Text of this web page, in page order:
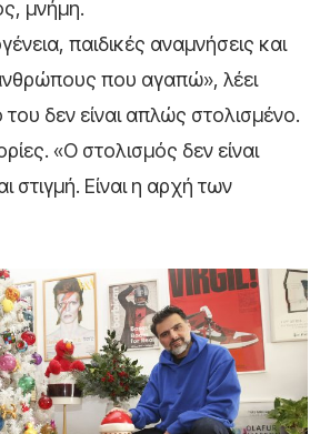
μνήμη.
παιδικές αναμνήσεις και
που αγαπώ», λέει
δεν είναι απλώς στολισμένο.
«Ο στολισμός δεν είναι
στιγμή. Είναι η αρχή των